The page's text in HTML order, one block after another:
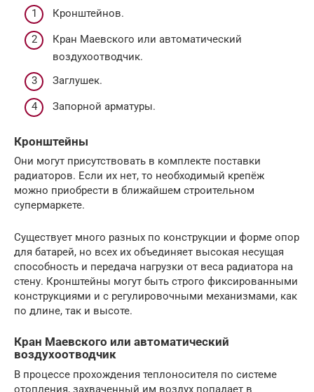
Кронштейнов.
Кран Маевского или автоматический
воздухоотводчик.
Заглушек.
Запорной арматуры.
Кронштейны
Они могут присутствовать в комплекте поставки
радиаторов. Если их нет, то необходимый крепёж
можно приобрести в ближайшем строительном
супермаркете.
Существует много разных по конструкции и форме опор
для батарей, но всех их объединяет высокая несущая
способность и передача нагрузки от веса радиатора на
стену. Кронштейны могут быть строго фиксированными
конструкциями и с регулировочными механизмами, как
по длине, так и высоте.
Кран Маевского или автоматический
воздухоотводчик
В процессе прохождения теплоносителя по системе
отопления, захваченный им воздух попадает в